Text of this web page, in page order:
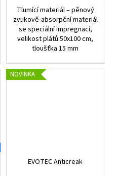
Tlumící materiál – pěnový
zvukově-absorpční materiál
se speciální impregnací,
velikost plátů 50x100 cm,
tloušťka 15 mm
NOVINKA
EVOTEC Anticreak